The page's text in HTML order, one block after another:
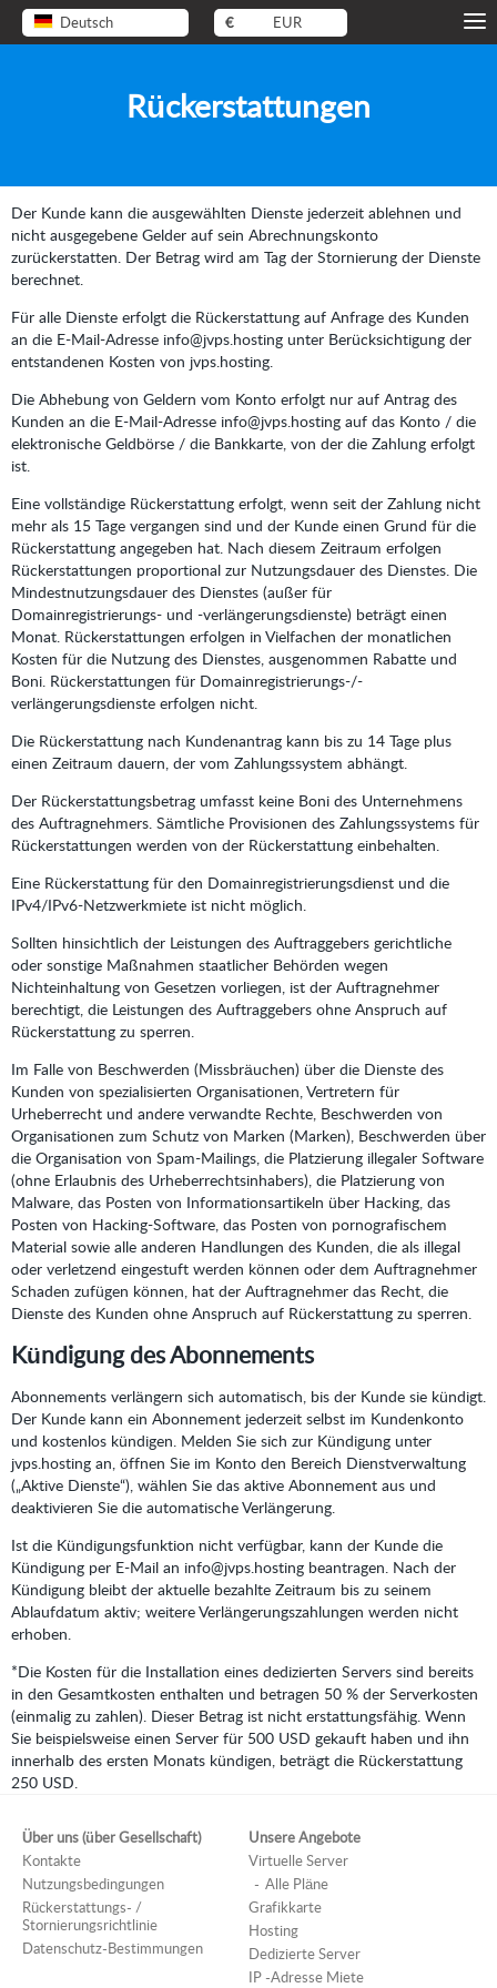
Deutsch € EUR
Rückerstattungen
Der Kunde kann die ausgewählten Dienste jederzeit ablehnen und
nicht ausgegebene Gelder auf sein Abrechnungskonto
zurückerstatten. Der Betrag wird am Tag der Stornierung der Dienste
berechnet.
Für alle Dienste erfolgt die Rückerstattung auf Anfrage des Kunden
an die E-Mail-Adresse info@jvps.hosting unter Berücksichtigung der
entstandenen Kosten von jvps.hosting.
Die Abhebung von Geldern vom Konto erfolgt nur auf Antrag des
Kunden an die E-Mail-Adresse info@jvps.hosting auf das Konto / die
elektronische Geldbörse / die Bankkarte, von der die Zahlung erfolgt
ist.
Eine vollständige Rückerstattung erfolgt, wenn seit der Zahlung nicht
mehr als 15 Tage vergangen sind und der Kunde einen Grund für die
Rückerstattung angegeben hat. Nach diesem Zeitraum erfolgen
Rückerstattungen proportional zur Nutzungsdauer des Dienstes. Die
Mindestnutzungsdauer des Dienstes (außer für
Domainregistrierungs- und -verlängerungsdienste) beträgt einen
Monat. Rückerstattungen erfolgen in Vielfachen der monatlichen
Kosten für die Nutzung des Dienstes, ausgenommen Rabatte und
Boni. Rückerstattungen für Domainregistrierungs-/-
verlängerungsdienste erfolgen nicht.
Die Rückerstattung nach Kundenantrag kann bis zu 14 Tage plus
einen Zeitraum dauern, der vom Zahlungssystem abhängt.
Der Rückerstattungsbetrag umfasst keine Boni des Unternehmens
des Auftragnehmers. Sämtliche Provisionen des Zahlungssystems für
Rückerstattungen werden von der Rückerstattung einbehalten.
Eine Rückerstattung für den Domainregistrierungsdienst und die
IPv4/IPv6-Netzwerkmiete ist nicht möglich.
Sollten hinsichtlich der Leistungen des Auftraggebers gerichtliche
oder sonstige Maßnahmen staatlicher Behörden wegen
Nichteinhaltung von Gesetzen vorliegen, ist der Auftragnehmer
berechtigt, die Leistungen des Auftraggebers ohne Anspruch auf
Rückerstattung zu sperren.
Im Falle von Beschwerden (Missbräuchen) über die Dienste des
Kunden von spezialisierten Organisationen, Vertretern für
Urheberrecht und andere verwandte Rechte, Beschwerden von
Organisationen zum Schutz von Marken (Marken), Beschwerden über
die Organisation von Spam-Mailings, die Platzierung illegaler Software
(ohne Erlaubnis des Urheberrechtsinhabers), die Platzierung von
Malware, das Posten von Informationsartikeln über Hacking, das
Posten von Hacking-Software, das Posten von pornografischem
Material sowie alle anderen Handlungen des Kunden, die als illegal
oder verletzend eingestuft werden können oder dem Auftragnehmer
Schaden zufügen können, hat der Auftragnehmer das Recht, die
Dienste des Kunden ohne Anspruch auf Rückerstattung zu sperren.
Kündigung des Abonnements
Abonnements verlängern sich automatisch, bis der Kunde sie kündigt.
Der Kunde kann ein Abonnement jederzeit selbst im Kundenkonto
und kostenlos kündigen. Melden Sie sich zur Kündigung unter
jvps.hosting an, öffnen Sie im Konto den Bereich Dienstverwaltung
(„Aktive Dienste“), wählen Sie das aktive Abonnement aus und
deaktivieren Sie die automatische Verlängerung.
Ist die Kündigungsfunktion nicht verfügbar, kann der Kunde die
Kündigung per E-Mail an info@jvps.hosting beantragen. Nach der
Kündigung bleibt der aktuelle bezahlte Zeitraum bis zu seinem
Ablaufdatum aktiv; weitere Verlängerungszahlungen werden nicht
erhoben.
*Die Kosten für die Installation eines dedizierten Servers sind bereits
in den Gesamtkosten enthalten und betragen 50 % der Serverkosten
(einmalig zu zahlen). Dieser Betrag ist nicht erstattungsfähig. Wenn
Sie beispielsweise einen Server für 500 USD gekauft haben und ihn
innerhalb des ersten Monats kündigen, beträgt die Rückerstattung
250 USD.
Über uns (über Gesellschaft)
Kontakte
Nutzungsbedingungen
Rückerstattungs- /
Stornierungsrichtlinie
Datenschutz-Bestimmungen
Unsere Angebote
Virtuelle Server
Alle Pläne
Grafikkarte
Hosting
Dedizierte Server
IP -Adresse Miete